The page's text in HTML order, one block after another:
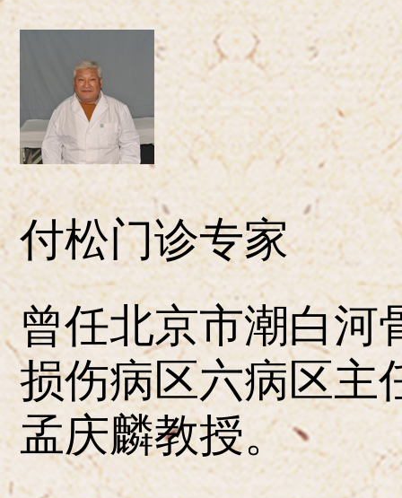
付松门诊专家
曾任北京市潮白河
损伤病区六病区主
孟庆麟教授。